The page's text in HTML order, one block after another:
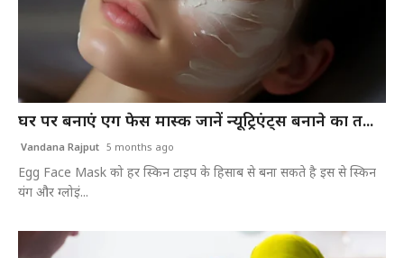
घर पर बनाएं एग फेस मास्क जानें न्यूट्रिएंट्स बनाने का त...
Vandana Rajput 5 months ago
Egg Face Mask को हर स्किन टाइप के हिसाब से बना सकते है इस से स्किन
यंग और ग्लोइं...